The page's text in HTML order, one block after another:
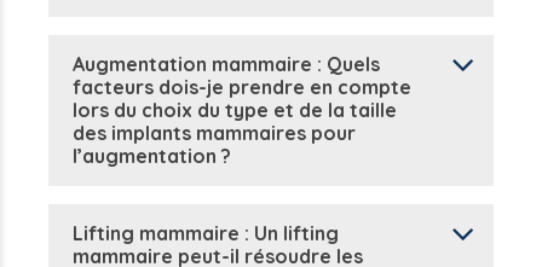
Augmentation mammaire : Quels
facteurs dois-je prendre en compte
lors du choix du type et de la taille
des implants mammaires pour
l’augmentation ?
Lifting mammaire : Un lifting
mammaire peut-il résoudre les